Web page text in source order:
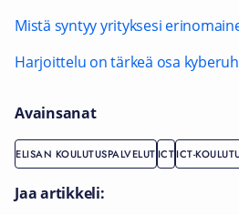
Mistä syntyy yrityksesi
Harjoittelu on tärkeä osa
Avainsanat
ELISAN KOULUTUSPALVELUTICTICT-
Jaa artikkeli: